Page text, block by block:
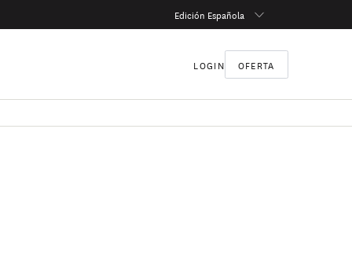
Edición Española
LOGIN OFERTA